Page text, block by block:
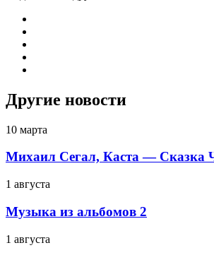
Другие новости
10 марта
Михаил Сегал, Каста — Сказка
1 августа
Музыка из альбомов 2
1 августа